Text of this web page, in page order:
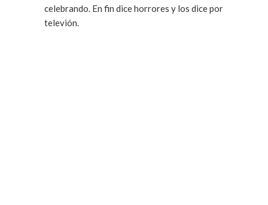
celebrando. En fin dice horrores y los dice por
televión.